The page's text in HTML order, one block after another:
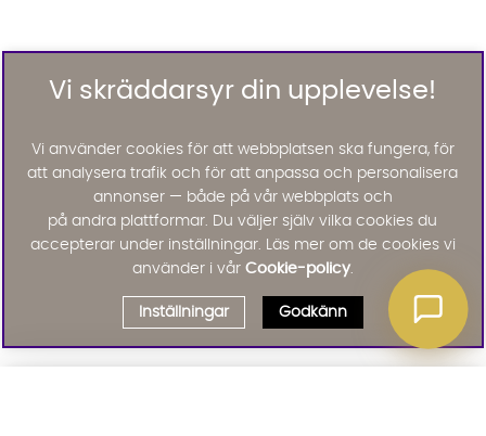
Vi skräddarsyr din upplevelse!
Vi använder cookies för att webbplatsen ska fungera, för
att analysera trafik och för att anpassa och personalisera
annonser — både på vår webbplats och
på andra plattformar. Du väljer själv vilka cookies du
accepterar under inställningar. Läs mer om de cookies vi
använder i vår Cookie-policy.
Inställningar Godkänn